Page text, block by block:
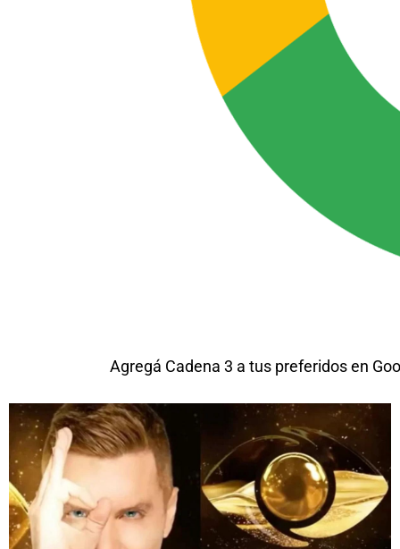
Agregá Cadena 3 a tus preferidos en